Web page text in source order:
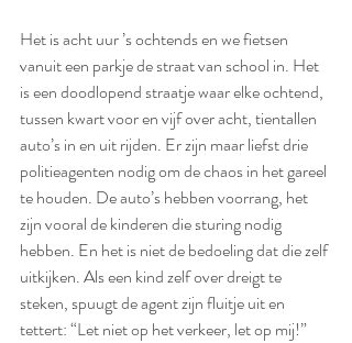
Het is acht uur ’s ochtends en we fietsen
vanuit een parkje de straat van school in. Het
is een doodlopend straatje waar elke ochtend,
tussen kwart voor en vijf over acht, tientallen
auto’s in en uit rijden. Er zijn maar liefst drie
politieagenten nodig om de chaos in het gareel
te houden. De auto’s hebben voorrang, het
zijn vooral de kinderen die sturing nodig
hebben. En het is niet de bedoeling dat die zelf
uitkijken. Als een kind zelf over dreigt te
steken, spuugt de agent zijn fluitje uit en
tettert: “Let niet op het verkeer, let op mij!”